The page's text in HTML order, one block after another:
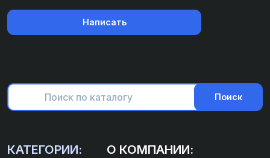
Написать
Поиск
КАТЕГОРИИ: О КОМПАНИИ: